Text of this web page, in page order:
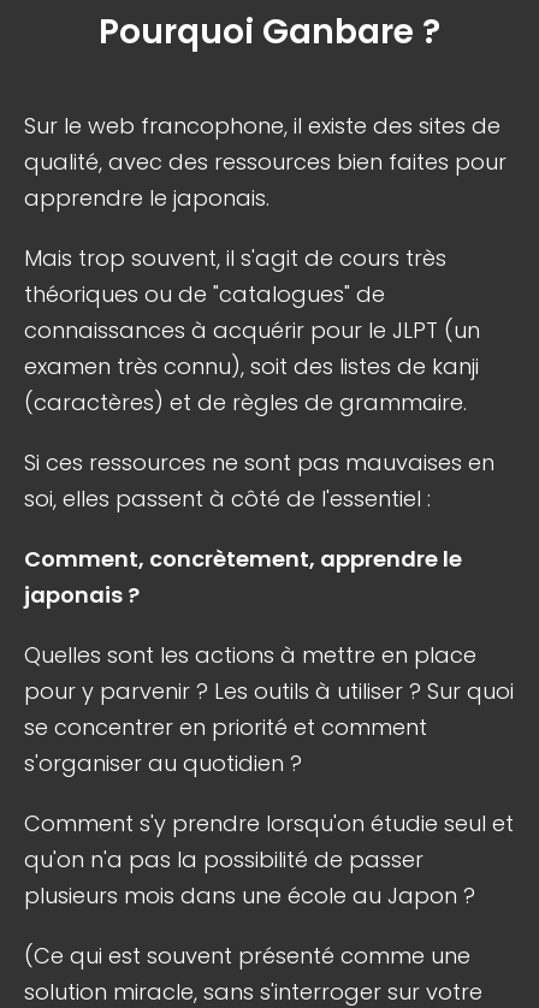
Pourquoi Ganbare ?
Sur le web francophone, il existe des sites de
qualité, avec des ressources bien faites pour
apprendre le japonais.
Mais trop souvent, il s'agit de cours très
théoriques ou de "catalogues" de
connaissances à acquérir pour le JLPT (un
examen très connu), soit des listes de kanji
(caractères) et de règles de grammaire.
Si ces ressources ne sont pas mauvaises en
soi, elles passent à côté de l'essentiel :
Comment, concrètement, apprendre le
japonais ?
Quelles sont les actions à mettre en place
pour y parvenir ? Les outils à utiliser ? Sur quoi
se concentrer en priorité et comment
s'organiser au quotidien ?
Comment s'y prendre lorsqu'on étudie seul et
qu'on n'a pas la possibilité de passer
plusieurs mois dans une école au Japon ?
(Ce qui est souvent présenté comme une
solution miracle, sans s'interroger sur votre